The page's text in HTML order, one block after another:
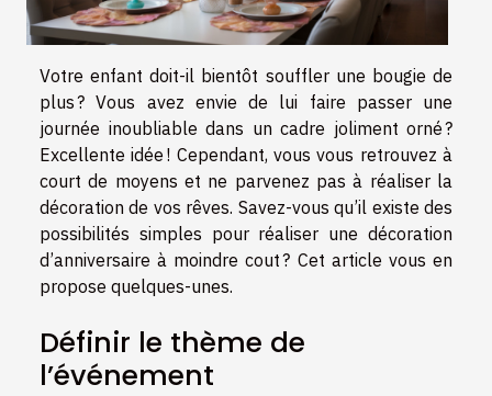
Votre enfant doit-il bientôt souffler une bougie de
plus ? Vous avez envie de lui faire passer une
journée inoubliable dans un cadre joliment orné ?
Excellente idée ! Cependant, vous vous retrouvez à
court de moyens et ne parvenez pas à réaliser la
décoration de vos rêves. Savez-vous qu’il existe des
possibilités simples pour réaliser une décoration
d’anniversaire à moindre cout ? Cet article vous en
propose quelques-unes.
Définir le thème de
l’événement